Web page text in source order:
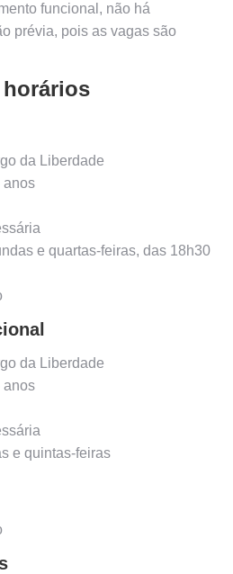
funcional, não há
prévia, pois as vagas são
horários
da Liberdade
anos
e quartas-feiras, das 18h30
da Liberdade
anos
e quintas-feiras